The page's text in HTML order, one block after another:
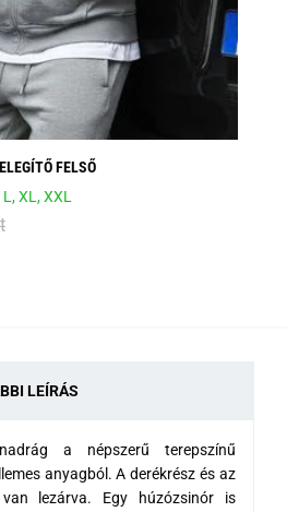
FELSŐ
L,XL,XXL
LEÍRÁS
a népszerű terepszínű
anyagból. A derékrész és az
lezárva. Egy húzózsinór is